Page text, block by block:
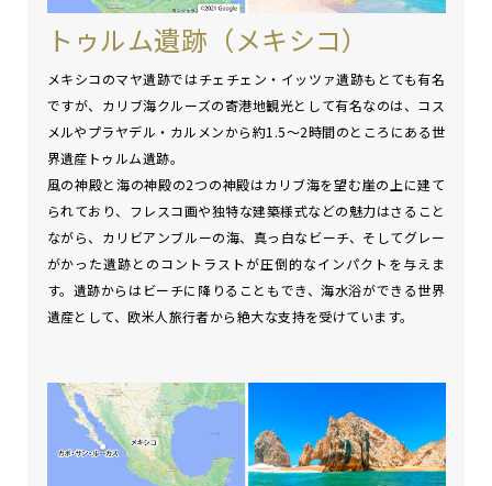
トゥルム遺跡（メキシコ）
メキシコのマヤ遺跡ではチェチェン・イッツァ遺跡もとても有名
ですが、カリブ海クルーズの寄港地観光として有名なのは、コス
メルやプラヤデル・カルメンから約1.5～2時間のところにある世
界遺産トゥルム遺跡。
風の神殿と海の神殿の2つの神殿はカリブ海を望む崖の上に建て
られており、フレスコ画や独特な建築様式などの魅力はさること
ながら、カリビアンブルーの海、真っ白なビーチ、そしてグレー
がかった遺跡とのコントラストが圧倒的なインパクトを与えま
す。遺跡からはビーチに降りることもでき、海水浴ができる世界
遺産として、欧米人旅行者から絶大な支持を受けています。